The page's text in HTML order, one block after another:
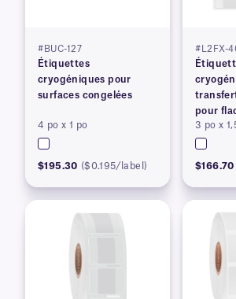
#BUC-127
Étiquettes
cryogéniques pour
surfaces congelées
4 po x 1 po
$195.30 ($0.195/label)
#L2FX-
pour
3 po x
$166.70